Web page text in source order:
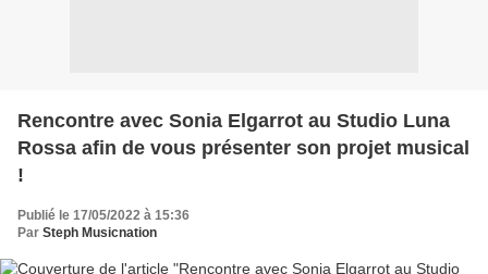
Rencontre avec Sonia Elgarrot au Studio Luna
Rossa afin de vous présenter son projet musical
!
Publié le 17/05/2022 à 15:36
Par Steph Musicnation